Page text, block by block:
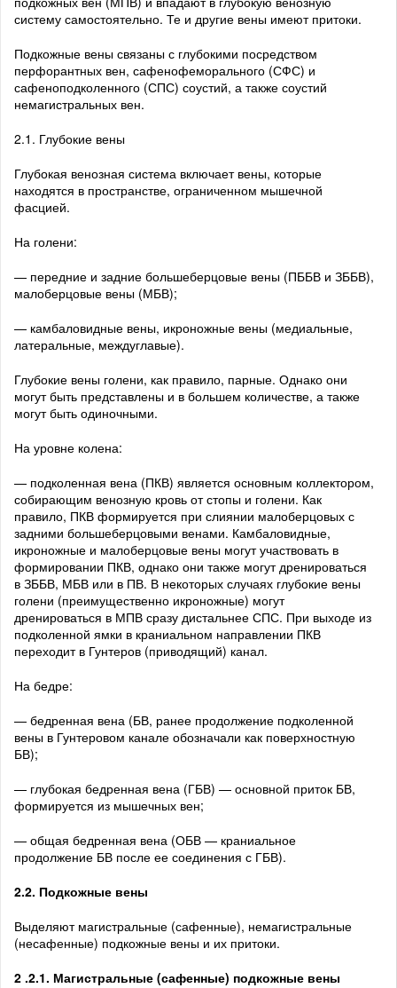
систему самостоятельно. Те и другие вены имеют притоки.
Подкожные вены связаны с глубокими посредством
перфорантных вен, сафенофеморального (СФС) и
сафеноподколенного (СПС) соустий, а также соустий
немагистральных вен.
2.1. Глубокие вены
Глубокая венозная система включает вены, которые
находятся в пространстве, ограниченном мышечной
фасцией.
На голени:
— передние и задние большеберцовые вены (ПББВ и ЗББВ),
малоберцовые вены (МБВ);
— камбаловидные вены, икроножные вены (медиальные,
латеральные, междуглавые).
Глубокие вены голени, как правило, парные. Однако они
могут быть представлены и в большем количестве, а также
могут быть одиночными.
На уровне колена:
— подколенная вена (ПКВ) является основным коллектором,
собирающим венозную кровь от стопы и голени. Как
правило, ПКВ формируется при слиянии малоберцовых с
задними большеберцовыми венами. Камбаловидные,
икроножные и малоберцовые вены могут участвовать в
формировании ПКВ, однако они также могут дренироваться
в ЗББВ, МБВ или в ПВ. В некоторых случаях глубокие вены
голени (преимущественно икроножные) могут
дренироваться в МПВ сразу дистальнее СПС. При выходе из
подколенной ямки в краниальном направлении ПКВ
переходит в Гунтеров (приводящий) канал.
На бедре:
— бедренная вена (БВ, ранее продолжение подколенной
вены в Гунтеровом канале обозначали как поверхностную
БВ);
— глубокая бедренная вена (ГБВ) — основной приток БВ,
формируется из мышечных вен;
— общая бедренная вена (ОБВ — краниальное
продолжение БВ после ее соединения с ГБВ).
2.2. Подкожные вены
Выделяют магистральные (сафенные), немагистральные
(несафенные) подкожные вены и их притоки.
2 .2.1. Магистральные (сафенные) подкожные вены